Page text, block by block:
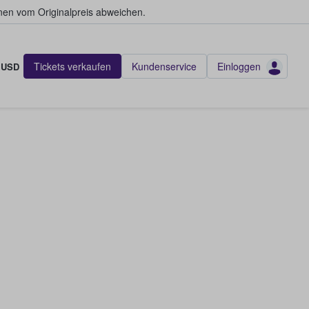
vom Originalpreis abweichen.
USD Tickets verkaufen Kundenservice Einloggen